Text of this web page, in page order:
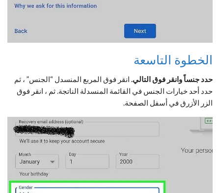
الخطوة التاسعة
حدد جنساً وانقر فوق التالي. انقر فوق المربع المنسدل “الجنس” ، ثم
حدد أحد خيارات الجنس في القائمة المنسدلة الناتجة. ثم ، انقر فوق
الزر الأزرق في أسفل الصفحة.